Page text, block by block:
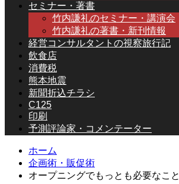
セミナー・著書
竹内謙礼のセミナー・講演会
竹内謙礼の著書・新刊情報
経営コンサルタントの視察旅行記
飲食店
消費税
熊本地震
新聞折込チラシ
C125
印刷
予測評論家・コメンテーター
ホーム
企画術・販促術
オープニングでもっとも必要なこと